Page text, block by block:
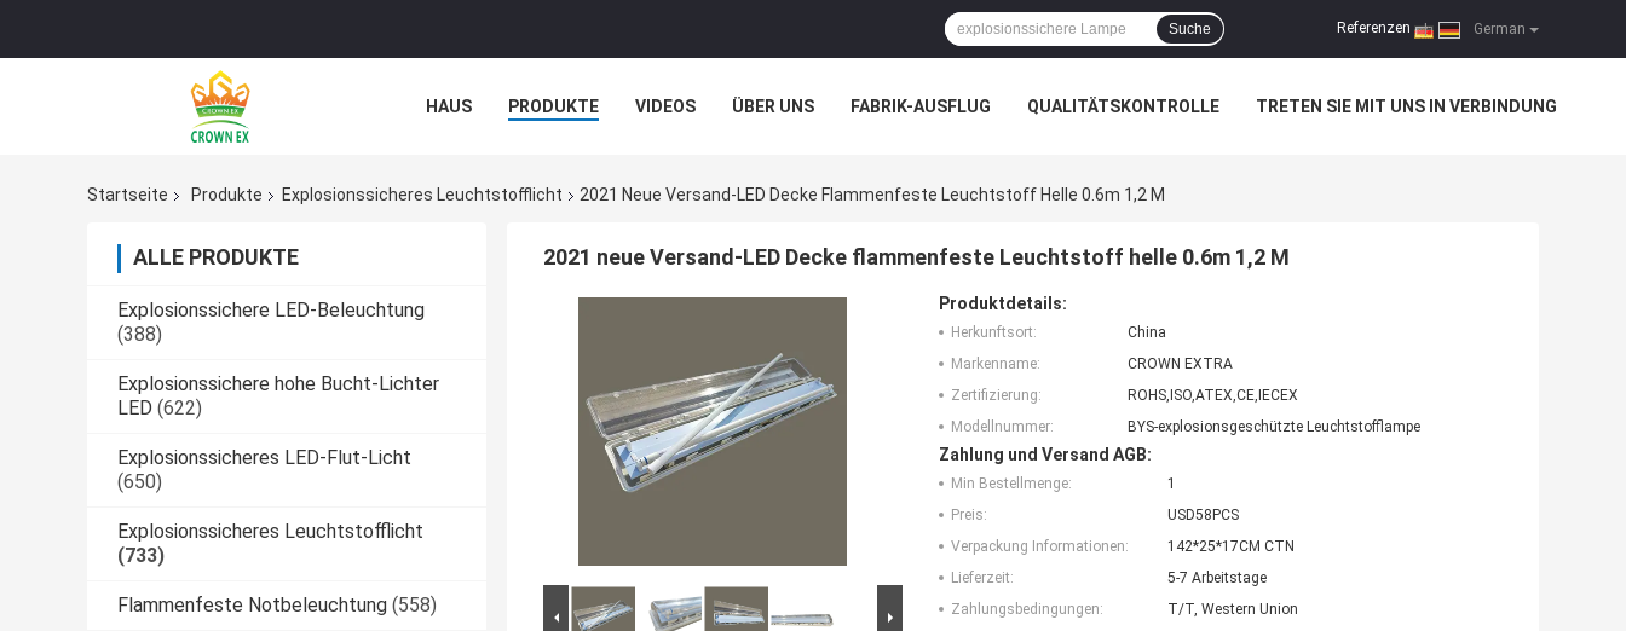
German
Referenzen |
Suche
HAUS PRODUKTE VIDEOS ÜBER UNS FABRIK-AUSFLUG QUALITÄTSKONTROLLE TRETEN SIE MIT UNS IN VERBINDUNG
Startseite
Produkte Explosionssicheres Leuchtstofflicht 2021 Neue Versand-LED Decke Flammenfeste Leuchtstoff Helle 0.6m 1,2 M
ALLE PRODUKTE
Explosionssichere LED-Beleuchtung
(388)
Explosionssichere hohe Bucht-Lichter
LED (622)
Explosionssicheres LED-Flut-Licht
(650)
Explosionssicheres Leuchtstofflicht
(733)
Flammenfeste Notbeleuchtung (558)
2021 neue Versand-LED Decke flammenfeste Leuchtstoff helle 0.6m 1,2 M
Produktdetails:
Herkunftsort:
China
Markenname:
CROWN EXTRA
Zertifizierung:
ROHS,ISO,ATEX,CE,IECEX
Modellnummer:
BYS-explosionsgeschützte Leuchtstofflampe
Zahlung und Versand AGB:
Min Bestellmenge:
1
Preis:
USD58PCS
Verpackung Informationen:
142*25*17CM CTN
Lieferzeit:
5-7 Arbeitstage
Zahlungsbedingungen:
T/T, Western Union